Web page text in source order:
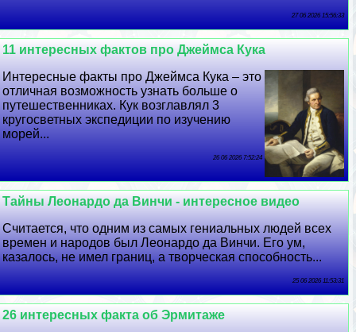
27 06 2026 15:56:33
11 интересных фактов про Джеймса Кука
Интересные факты про Джеймса Кука – это
отличная возможность узнать больше о
путешественниках. Кук возглавлял 3
кругосветных экспедиции по изучению
морей...
26 06 2026 7:52:24
Тайны Леонардо да Винчи - интересное видео
Считается, что одним из самых гениальных людей всех
времен и народов был Леонардо да Винчи. Его ум,
казалось, не имел границ, а творческая способность...
25 06 2026 11:53:31
26 интересных факта об Эрмитаже